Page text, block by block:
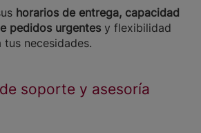
horarios de entrega, capacidad
pedidos urgentes y flexibilidad
necesidades.
soporte y asesoría